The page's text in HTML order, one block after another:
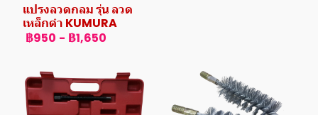
แปรงลวดกลม รุ่น ลวด
เหล็กดำ KUMURA
฿950 - ฿1,650